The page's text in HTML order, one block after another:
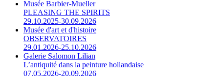
Musée Barbier-Mueller
PLEASING THE SPIRITS
29.10.2025-30.09.2026
Musée d'art et d'histoire
OBSERVATOIRES
29.01.2026-25.10.2026
Galerie Salomon Lilian
L’antiquité dans la peinture hollandaise
07.05.2026-20.09.2026